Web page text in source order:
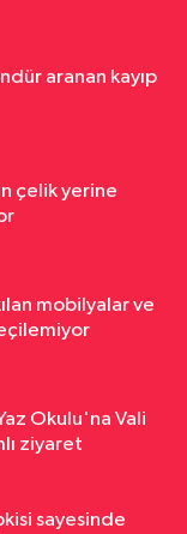
aranan kayıp
çelik yerine
mobilyalar ve
Okulu'na Vali
ziyaret
sayesinde